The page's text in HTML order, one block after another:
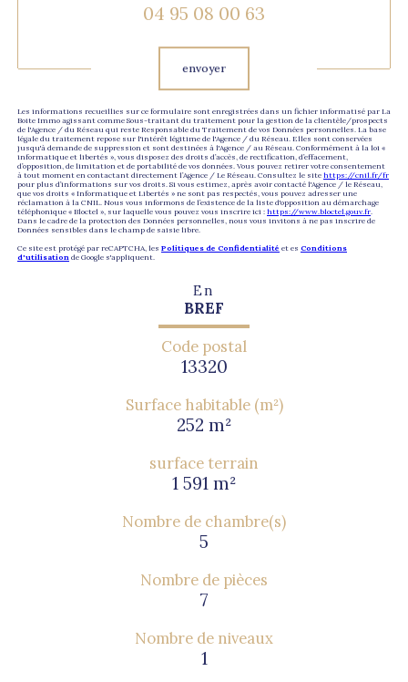
04 95 08 00 63
envoyer
Les informations recueillies sur ce formulaire sont enregistrées dans un fichier informatisé par La
Boite Immo agissant comme Sous-traitant du traitement pour la gestion de la clientèle/prospects
de l'Agence / du Réseau qui reste Responsable du Traitement de vos Données personnelles. La base
légale du traitement repose sur l'intérêt légitime de l'Agence / du Réseau. Elles sont conservées
jusqu'à demande de suppression et sont destinées à l'Agence / au Réseau. Conformément à la loi «
informatique et libertés », vous disposez des droits d’accès, de rectification, d’effacement,
d’opposition, de limitation et de portabilité de vos données. Vous pouvez retirer votre consentement
à tout moment en contactant directement l’Agence / Le Réseau. Consultez le site https://cnil.fr/fr
pour plus d’informations sur vos droits. Si vous estimez, après avoir contacté l'Agence / le Réseau,
que vos droits « Informatique et Libertés » ne sont pas respectés, vous pouvez adresser une
réclamation à la CNIL. Nous vous informons de l’existence de la liste d'opposition au démarchage
téléphonique « Bloctel », sur laquelle vous pouvez vous inscrire ici : https://www.bloctel.gouv.fr
Dans le cadre de la protection des Données personnelles, nous vous invitons à ne pas inscrire de
Données sensibles dans le champ de saisie libre.
Ce site est protégé par reCAPTCHA, les Politiques de Confidentialité et es Conditions
d'utilisation de Google s'appliquent.
En
BREF
Code postal
13320
Surface habitable (m²)
252 m²
surface terrain
1 591 m²
Nombre de chambre(s)
5
Nombre de pièces
7
Nombre de niveaux
1